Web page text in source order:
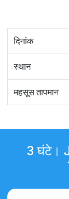
दिनांक
स्थान
महसूस तापमान
3 घंटे।